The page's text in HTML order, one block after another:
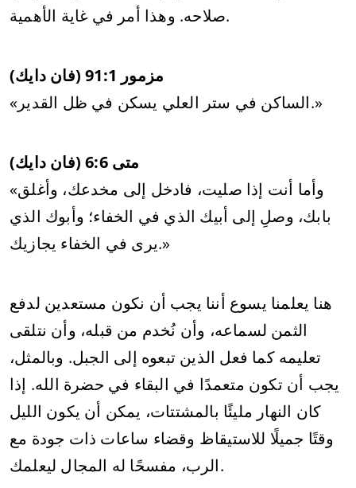
صلاحه. وهذا أمر في غاية الأهمية.
مزمور 91:1 (فان دايك)
«الساكن في ستر العلي يسكن في ظل القدير.»
متى 6:6 (فان دايك)
«وأما أنت إذا صليت، فادخل إلى مخدعك، وأغلق
بابك، وصلِ إلى أبيك الذي في الخفاء؛ وأبوك الذي
يرى في الخفاء يجازيك.»
هنا يعلمنا يسوع أننا يجب أن نكون مستعدين لدفع
الثمن لسماعه، وأن نُخدم من قبله، وأن نتلقى
تعليمه كما فعل الذين تبعوه إلى الجبل. وبالمثل،
يجب أن تكون متعمدًا في البقاء في حضرة الله. إذا
كان النهار مليئًا بالمشتتات، يمكن أن يكون الليل
وقتًا جميلًا للاستيقاظ وقضاء ساعات ذات جودة مع
الرب، مفسحًا له المجال ليعلمك.